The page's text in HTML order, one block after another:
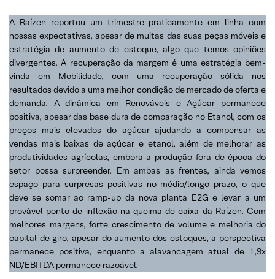
A Raízen reportou um trimestre praticamente em linha com
nossas expectativas, apesar de muitas das suas peças móveis e
estratégia de aumento de estoque, algo que temos opiniões
divergentes. A recuperação da margem é uma estratégia bem-
vinda em Mobilidade, com uma recuperação sólida nos
resultados devido a uma melhor condição de mercado de oferta e
demanda. A dinâmica em Renováveis e Açúcar ​​permanece
positiva, apesar das base dura de comparação no Etanol, com os
preços mais elevados do açúcar ajudando a compensar as
vendas mais baixas de açúcar e etanol, além de melhorar as
produtividades agrícolas, embora a produção fora de época do
setor possa surpreender. Em ambas as frentes, ainda vemos
espaço para surpresas positivas no médio/longo prazo, o que
deve se somar ao ramp-up da nova planta E2G e levar a um
provável ponto de inflexão na queima de caixa da Raízen. Com
melhores margens, forte crescimento de volume e melhoria do
capital de giro, apesar do aumento dos estoques, a perspectiva
permanece positiva, enquanto a alavancagem atual de 1,9x
ND/EBITDA permanece razoável.